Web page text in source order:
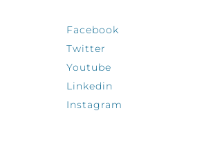
Facebook
Twitter
Youtube
Linkedin
Instagram